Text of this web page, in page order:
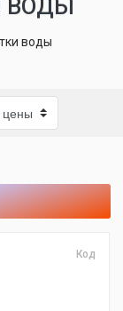
ВОДЫ
воды
Код